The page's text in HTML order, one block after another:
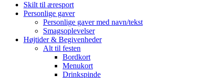
Skilt til æresport
Personlige gaver
Personlige gaver med navn/tekst
Smagsoplevelser
Højtider & Begivenheder
Alt til festen
Bordkort
Menukort
Drinkspinde